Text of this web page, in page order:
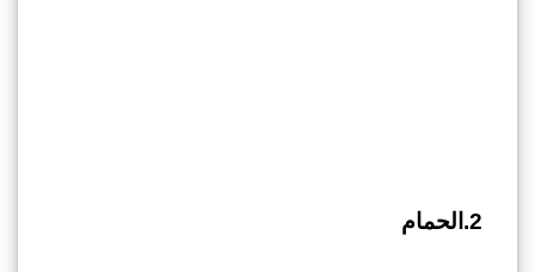
2.الحمام